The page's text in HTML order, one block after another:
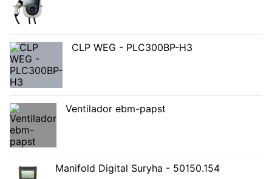
CLP WEG - PLC300BP-H3
Ventilador ebm-papst
Manifold Digital Suryha - 50150.154